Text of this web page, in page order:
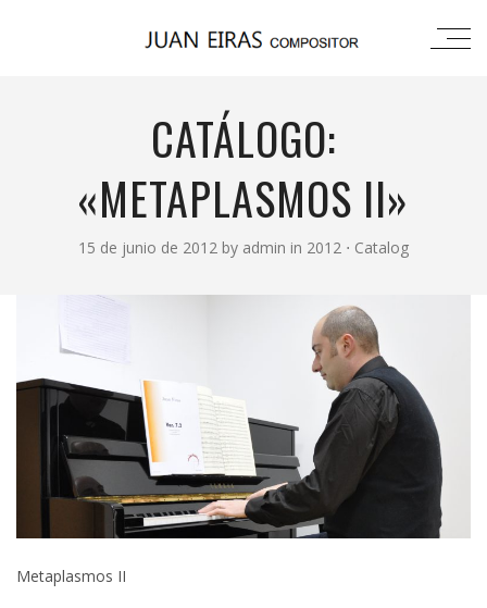
CATÁLOGO:
«METAPLASMOS II»
15 de junio de 2012 by admin in 2012 ⋅ Catalog
Metaplasmos II